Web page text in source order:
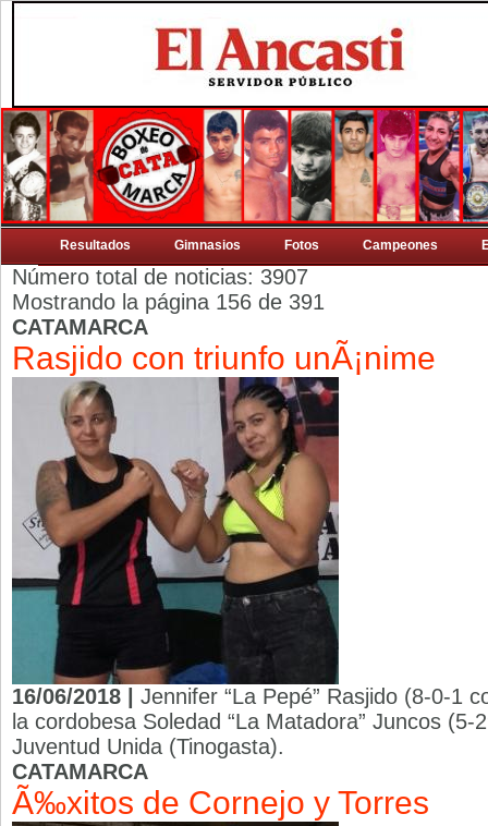
Resultados Gimnasios Fotos Campeones
Número total de noticias: 3907
Mostrando la página 156 de 391
CATAMARCA
Rasjido con triunfo unÃ¡nime
16/06/2018 | Jennifer “La Pepé” Rasjido (8-0-1
la cordobesa Soledad “La Matadora” Juncos
Juventud Unida (Tinogasta).
CATAMARCA
Ã‰xitos de Cornejo y Torres